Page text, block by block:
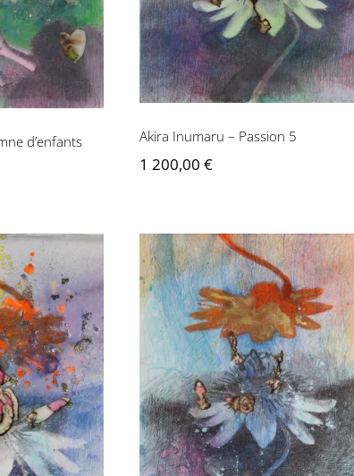
d’enfants Akira Inumaru – Passion 5
1 200,00 €
– Passion
Akira Inumaru – Passion
9